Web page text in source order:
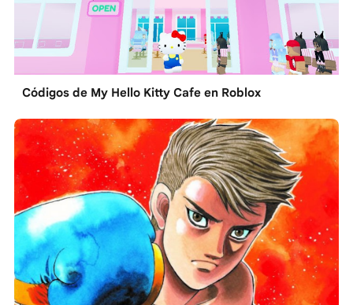
Códigos de My Hello Kitty Cafe en Roblox